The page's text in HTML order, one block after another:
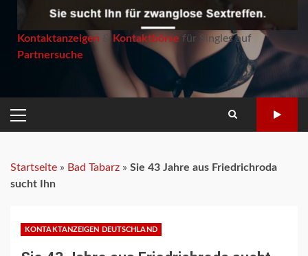
Kontaktanzeigen & Kontaktbörse für Singles auf
Partnersuche
PRIMARY
MENU
Startseite » Bad Tabarz » Sie 43 Jahre aus Friedrichroda
sucht Ihn
KONTAKTANZEIGEN DEUTSCHLAND